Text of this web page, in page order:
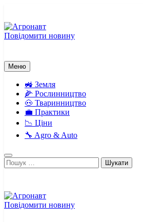
вмісту
Повідомити новину
Меню
🚜 Земля
🌽 Рослинництво
🐽 Тваринництво
💼 Практики
📉 Ціни
🔧 Agro & Auto
Пошук:
Повідомити новину